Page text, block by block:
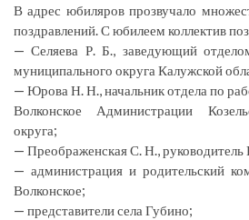
В адрес юбиляров прозвучало
поздравлений. С юбилеем коллектив
— Селяева Р. Б., заведующий
муниципального округа Калужской
— Юрова Н. Н., начальник отдела по
Волконское Администрации
округа;
— Преображенская С. Н.,
— администрация и родительский
Волконское;
— представители села Губино;